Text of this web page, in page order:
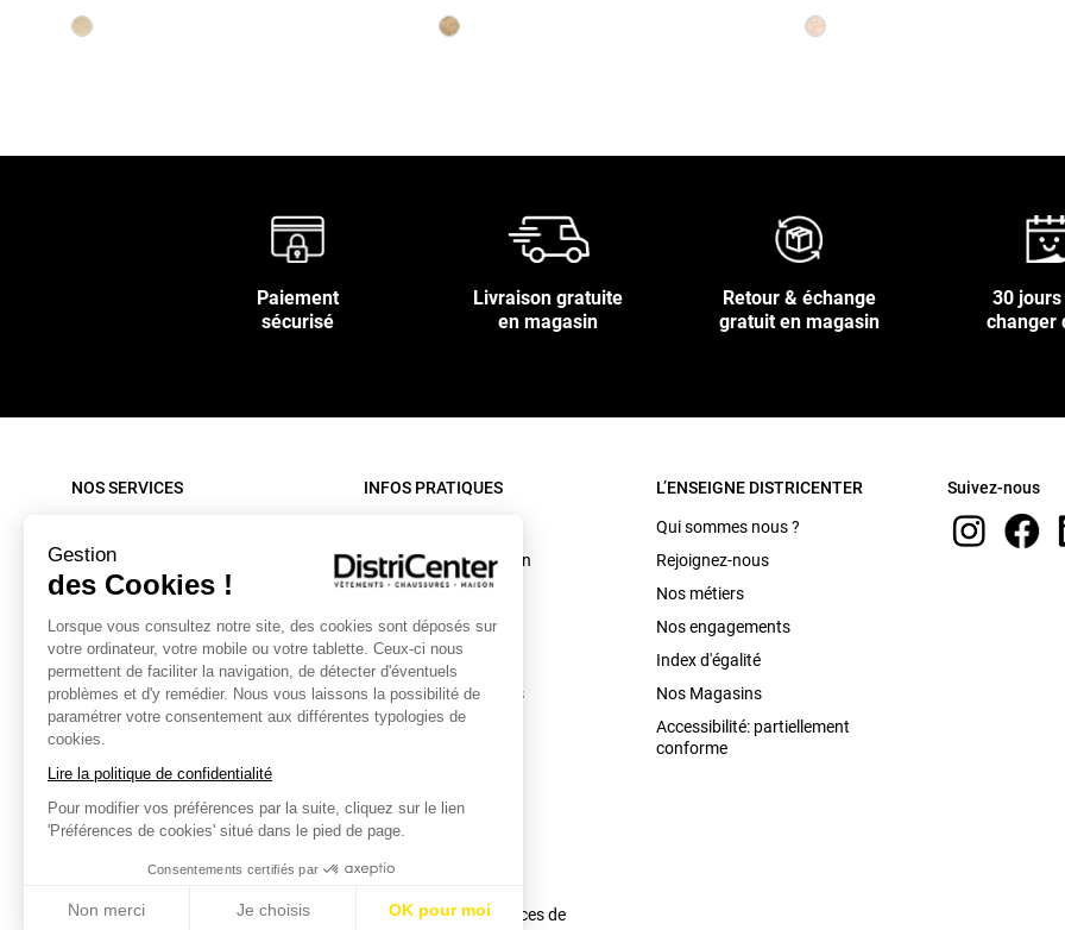
Gestion
des Cookies !
Lorsque vous consultez notre site, des cookies sont déposés sur
votre ordinateur, votre mobile ou votre tablette. Ceux-ci nous
permettent de faciliter la navigation, de détecter d'éventuels
problèmes et d'y remédier. Nous vous laissons la possibilité de
paramétrer votre consentement aux différentes typologies de
cookies.
Lire la politique de confidentialité
Pour modifier vos préférences par la suite, cliquez sur le lien
'Préférences de cookies' situé dans le pied de page.
Consentements certifiés par
Non merci Je choisis OK pour moi
Paiement
sécurisé
Livraison gratuite
en magasin
Retour & échange
gratuit en magasin
30
changer
NOS SERVICES
Nos livraisons
Retour sous 30 jours
Contactez-nous
Mon compte
Collecte textiles et chaussures
INFOS PRATIQUES
Conditions d'utilisation
C.G.V. site internet
C.G.V. Magasin
Mentions légales
Données personnelles
Caractéristiques
Conditions des offres
Cookies
Modifier vos préférences de
L’ENSEIGNE DISTRICENTER
Qui sommes nous ?
Rejoignez-nous
Nos métiers
Nos engagements
Index d'égalité
Nos Magasins
Accessibilité: partiellement
conforme
Suivez-nous